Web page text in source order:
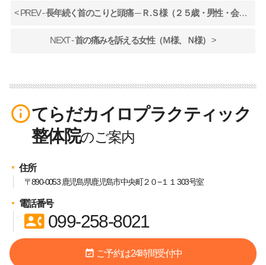
< PREV -長年続く首のこりと頭痛 ─ Ｒ.Ｓ様（２５歳・男性・会社員）
NEXT -首の痛みを訴える女性（Ｍ様、Ｎ様） >
info_outlineてらだカイロプラクティック
整体院
住所
〒890-0053 鹿児島県鹿児島市中央町２０−１１ 303号室
電話番号
contact_phone099-258-8021
event_available ご予約は24時間受付中